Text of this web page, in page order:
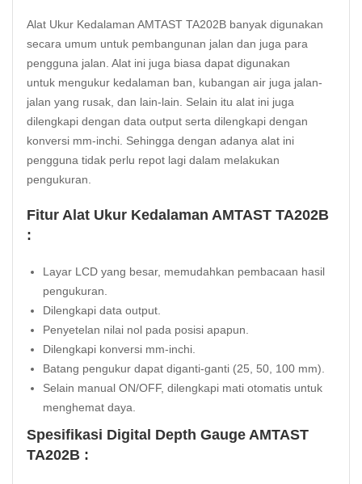
Alat Ukur Kedalaman AMTAST TA202B banyak digunakan
secara umum untuk pembangunan jalan dan juga para
pengguna jalan . Alat ini juga biasa dapat digunakan
untuk mengukur kedalaman ban, kubangan air juga jalan-
jalan yang rusak, dan lain-lain. Selain itu alat ini juga
dilengkapi dengan data output serta dilengkapi dengan
konversi mm-inchi. Sehingga dengan adanya alat ini
pengguna tidak perlu repot lagi dalam melakukan
pengukuran.
Fitur Alat Ukur Kedalaman AMTAST TA202B
:
Layar LCD yang besar, memudahkan pembacaan hasil
pengukuran.
Dilengkapi data output.
Penyetelan nilai nol pada posisi apapun.
Dilengkapi konversi mm-inchi.
Batang pengukur dapat diganti-ganti (25, 50, 100 mm).
Selain manual ON/OFF, dilengkapi mati otomatis untuk
menghemat daya.
Spesifikasi Digital Depth Gauge AMTAST
TA202B :